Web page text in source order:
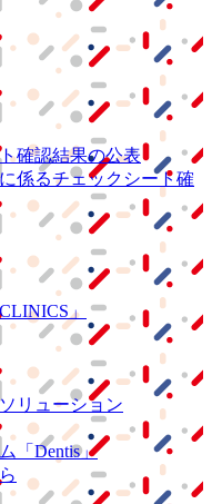
確認結果の公表
係るチェックシート確
CLINICS」
リューション
「Dentis」